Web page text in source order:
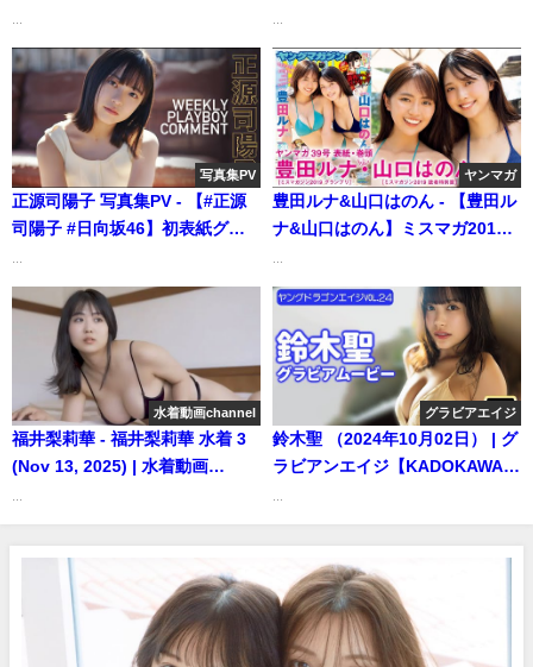
| 週プレChannel【集英社 週刊プ
レイボーイ公式】さんより
写真集PV
正源司陽子 写真集PV - 【#正源
司陽子 #日向坂46】初表紙グラ
（2024年04月22日） | 週プレ
Channel【集英社 週刊プレイボ
ーイ公式】さんより
ヤンマガ
豊田ルナ&山口はのん - 【豊田ル
ナ&山口はのん】ミスマガ2019
（2023年10月23日） | 講談社ヤ
ンマガchさんより
水着動画channel
福井梨莉華 - 福井梨莉華 水着 3
(Nov 13, 2025) | 水着動画
グラビアエイジ
鈴木聖 （2024年10月02日） | グ
ラビアンエイジ【KADOKAWAド